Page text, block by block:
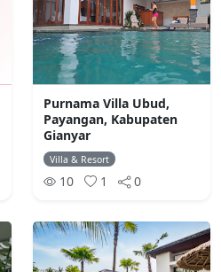
Purnama Villa Ubud,
Payangan, Kabupaten
Gianyar
Villa & Resort
10 1 0